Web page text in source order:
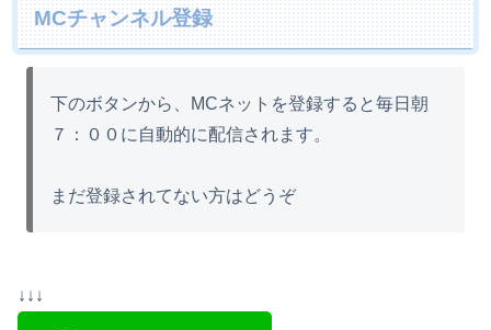
MCチャンネル登録
下のボタンから、MCネットを登録すると毎日朝
７：００に自動的に配信されます。
まだ登録されてない方はどうぞ
↓↓↓